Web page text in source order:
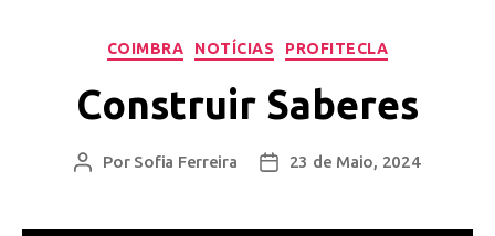
COIMBRA NOTÍCIAS PROFITECLA
Construir Saberes
Por Sofia Ferreira 23 de Maio, 2024